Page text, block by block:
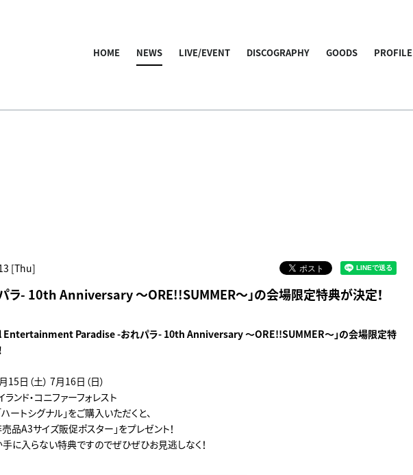
HOME NEWS LIVE/EVENT DISCOGRAPHY GOODS PROFILE
[Thu]
パラ- 10th Anniversary ～ORE!!SUMMER～」の会場限定特典が決定！
Entertainment Paradise -おれパラ- 10th Anniversary ～ORE!!SUMMER～」の会場限定特
日（土） 7月16日（日）
ンド・コニファーフォレスト
ートシグナル」をご購入いただくと、
品A3サイズ販促ポスター」をプレゼント！
手に入らない特典ですのでぜひぜひお見逃しなく！